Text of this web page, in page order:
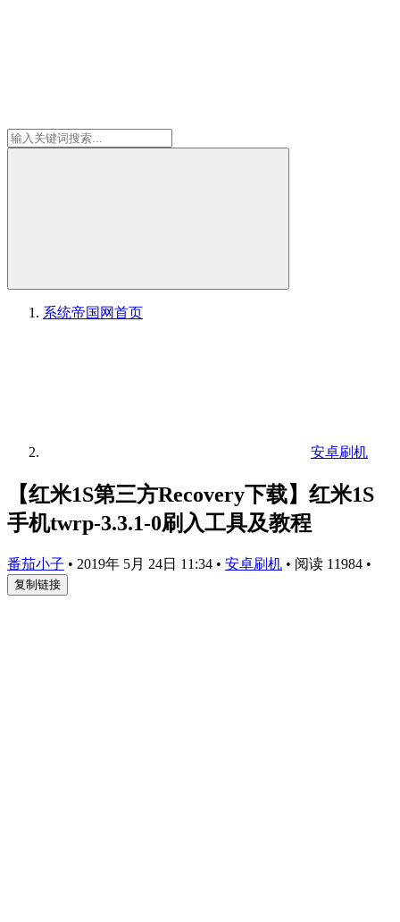
系统帝国网首页
安卓刷机
【红米1S第三方Recovery下载】红米1S
手机twrp-3.3.1-0刷入工具及教程
番茄小子 • 2019年 5月 24日 11:34 • 安卓刷机 • 阅读 11984 •
复制链接